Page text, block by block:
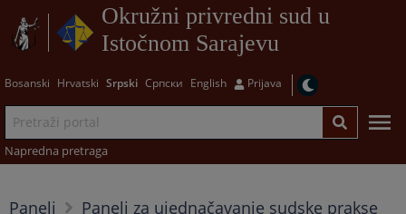
Okružni privredni sud u
Istočnom Sarajevu
Bosanski Hrvatski Srpski Српски English Prijava
Napredna pretraga
Paneli
Paneli za ujednačavanje sudske prakse